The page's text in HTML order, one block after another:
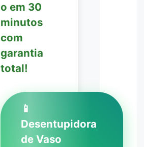
o em 30
minutos
com
garantia
total!
📱
Desentupidora
de Vaso